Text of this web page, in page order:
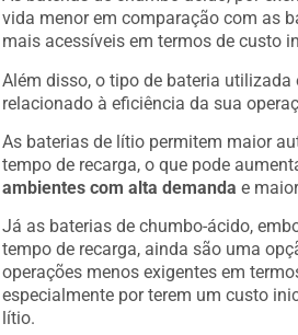
vida menor em comparação com as
mais acessíveis em termos de custo
Além disso, o tipo de bateria utilizada
relacionado à eficiência da sua
As baterias de lítio permitem maior
tempo de recarga, o que pode
ambientes com alta demandae
Já as baterias de chumbo-ácido,
tempo de recarga, ainda são uma
operações menos exigentes em
especialmente por terem um custo
lítio.